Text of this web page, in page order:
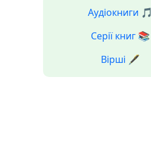
Аудіокниги 🎵
Серії книг 📚
Вірші 🖋️